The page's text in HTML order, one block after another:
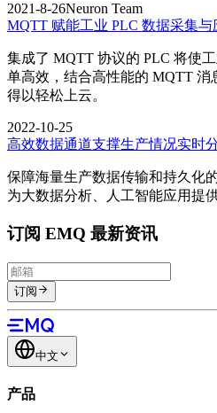
2021-8-26Neuron Team
MQTT 赋能工业 PLC 数据采集与
集成了 MQTT 协议的 PLC 将使
单高效，结合高性能的 MQTT 消
得以轻松上云。
2022-10-25
高效数据通道支撑生产情况实时
保障海量生产数据传输和持久化
为大数据分析、人工智能应用提
订阅 EMQ 最新资讯
订阅
中文
产品